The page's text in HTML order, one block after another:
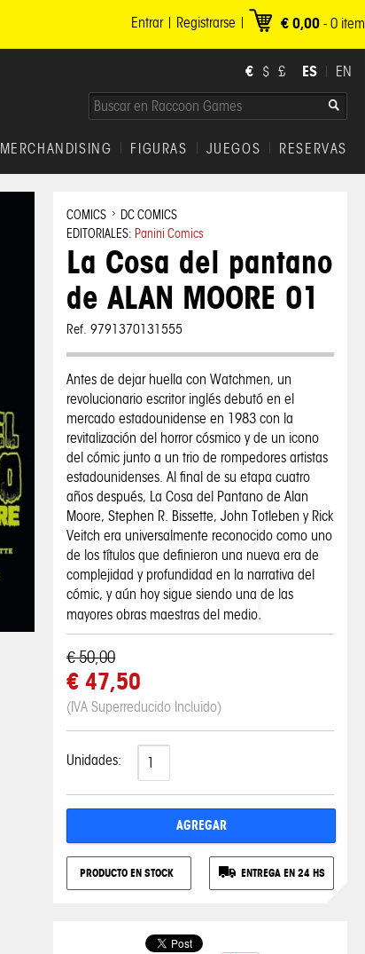
€ 0,00 - 0 item
Registrarse
Entrar
€ $ £ ES EN
RESERVAS
JUEGOS
FIGURAS
MERCHANDISING
COMICS
DC COMICS
EDITORIALES: Panini Comics
La Cosa del pantano
de ALAN MOORE 01
Ref. 9791370131555
Antes de dejar huella con Watchmen, un
revolucionario escritor inglés debutó en el
mercado estadounidense en 1983 con la
revitalización del horror cósmico y de un icono
del cómic junto a un trio de rompedores artistas
estadounidenses. Al final de su etapa cuatro
años después, La Cosa del Pantano de Alan
Moore, Stephen R. Bissette, John Totleben y Rick
Veitch era universalmente reconocido como uno
de los títulos que definieron una nueva era de
complejidad y profundidad en la narrativa del
cómic, y aún hoy sigue siendo una de las
mayores obras maestras del medio.
€ 50,00
€ 47,50
(IVA Superreducido Incluido)
Unidades:
AGREGAR
PRODUCTO EN STOCK ENTREGA EN 24 HS